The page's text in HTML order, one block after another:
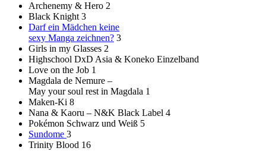
Archenemy & Hero 2
Black Knight 3
Darf ein Mädchen keine
sexy Manga zeichnen? 3
Girls in my Glasses 2
Highschool DxD Asia & Koneko Einzelband
Love on the Job 1
Magdala de Nemure –
May your soul rest in Magdala 1
Maken-Ki 8
Nana & Kaoru – N&K Black Label 4
Pokémon Schwarz und Weiß 5
Sundome 3
Trinity Blood 16